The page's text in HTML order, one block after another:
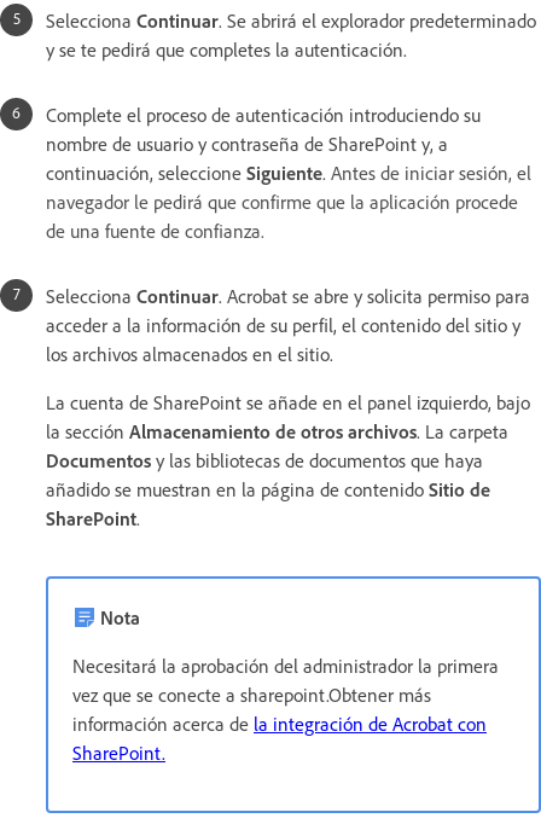
Selecciona Continuar. Se abrirá el explorador predeterminado
y se te pedirá que completes la autenticación.
Complete el proceso de autenticación introduciendo su
nombre de usuario y contraseña de SharePoint y, a
continuación, seleccione Siguiente. Antes de iniciar sesión, el
navegador le pedirá que confirme que la aplicación procede
de una fuente de confianza.
Selecciona Continuar. Acrobat se abre y solicita permiso para
acceder a la información de su perfil, el contenido del sitio y
los archivos almacenados en el sitio.
La cuenta de SharePoint se añade en el panel izquierdo, bajo
la sección Almacenamiento de otros archivos. La carpeta
Documentos y las bibliotecas de documentos que haya
añadido se muestran en la página de contenido Sitio de
SharePoint.
Nota
Necesitará la aprobación del administrador la primera
vez que se conecte a sharepoint.Obtener más
información acerca de la integración de Acrobat con
SharePoint.